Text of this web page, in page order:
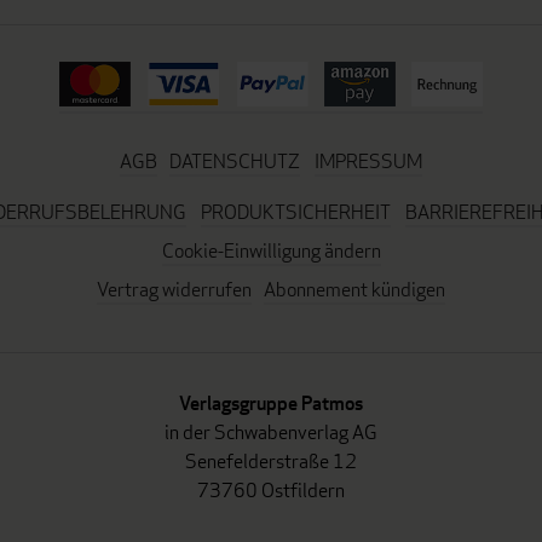
AGB DATENSCHUTZ
IMPRESSUM
PRODUKTSICHERHEIT
Cookie-Einwilligung ändern
Vertrag widerrufen Abonnement kündigen
Verlagsgruppe Patmos
in der Schwabenverlag AG
Senefelderstraße 12
73760 Ostfildern